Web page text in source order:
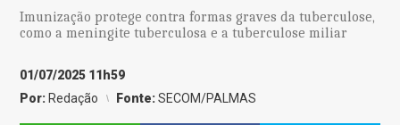
Imunização protege contra formas graves da tuberculose,
como a meningite tuberculosa e a tuberculose miliar
01/07/2025 11h59
Por: Redação Fonte:SECOM/PALMAS